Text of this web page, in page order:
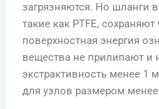
загрязняются. Но шланги
такие как PTFE, сохраняют
поверхностная энергия
вещества не прилипают и
экстрактивность менее 1
для узлов размером